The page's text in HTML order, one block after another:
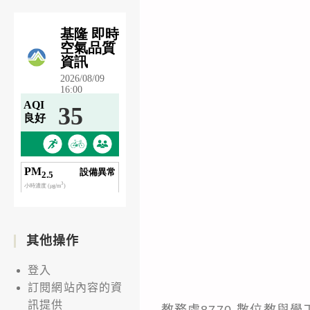
其他操作
登入
訂閱網站內容的資
訊提供